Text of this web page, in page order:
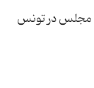
مجلس در تونس